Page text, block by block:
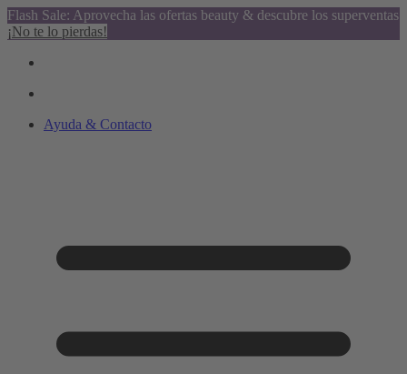
Flash Sale: Aprovecha las ofertas beauty & descubre los superventas
¡No te lo pierdas!
Ayuda & Contacto